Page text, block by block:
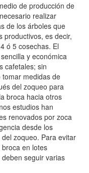
de producción de
realizar
de los árboles que
productivos, es decir,
ó 5 cosechas. El
y económica
cafetales; sin
medidas de
del zoqueo para
broca hacia otros
estudios han
renovados por zoca
desde los
zoqueo. Para evitar
en lotes
seguir varias